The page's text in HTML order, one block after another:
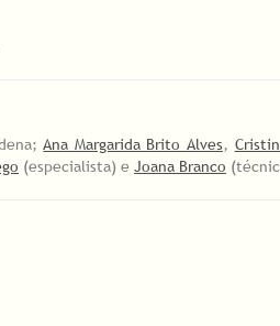
Ana Margarida Brito Alves,
(especialista) e Joana Branco